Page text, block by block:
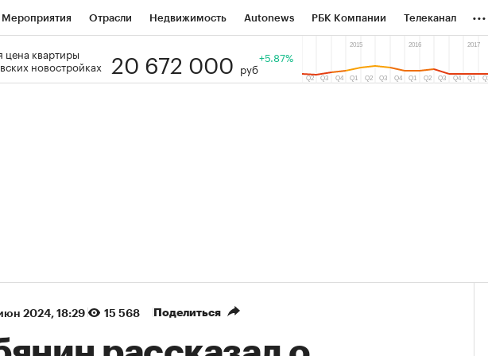
Мероприятия Отрасли Недвижимость Autonews РБК Компании Телеканал
РБК Образование Тренды
...
цена квартиры
новостройках
20 672 000 руб
+5.87%
2024, 18:29 15 568 Поделиться